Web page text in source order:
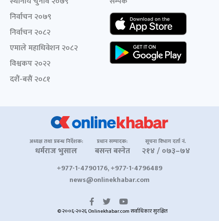
निर्वाचन २०७९
निर्वाचन २०८२
एमाले महाधिवेशन २०८२
विश्वकप २०२२
दशैं-बसैं २०८१
अध्यक्ष तथा प्रबन्ध निर्देशक:
धर्मराज भुसाल
प्रधान सम्पादक:
बसन्त बस्नेत
सूचना विभाग दर्ता नं.
२१४ / ०७३–७४
+977-1-4790176, +977-1-4796489
news@onlinekhabar.com
© २००६-२०२६ Onlinekhabar.com सर्वाधिकार सुरक्षित